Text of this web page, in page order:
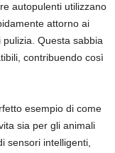
autopulenti utilizzano
attorno ai
Questa sabbia
contribuendo così
esempio di come
sia per gli animali
sensori intelligenti,